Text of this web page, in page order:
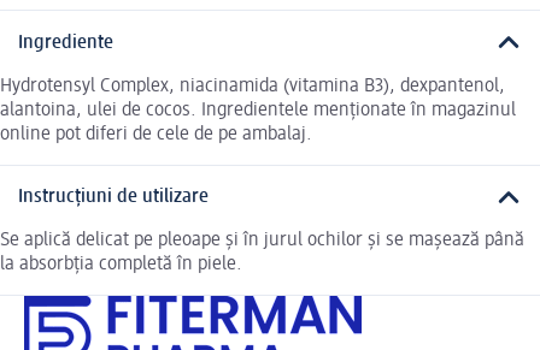
Ingrediente
Hydrotensyl Complex, niacinamida (vitamina B3), dexpantenol,
alantoina, ulei de cocos. Ingredientele menționate în magazinul
online pot diferi de cele de pe ambalaj.
Instrucțiuni de utilizare
Se aplică delicat pe pleoape și în jurul ochilor și se mașează până
la absorbția completă în piele.